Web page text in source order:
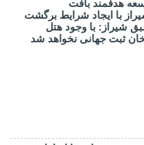
هدفمند بافت
با ایجاد شرایط برگشت
شیراز: با وجود هتل
ثبت جهانی نخواهد شد